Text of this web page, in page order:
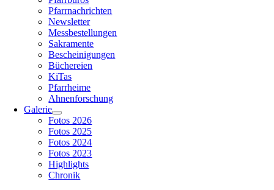
Pfarrnachrichten
Newsletter
Messbestellungen
Sakramente
Bescheinigungen
Büchereien
KiTas
Pfarrheime
Ahnenforschung
Galerie
Fotos 2026
Fotos 2025
Fotos 2024
Fotos 2023
Highlights
Chronik